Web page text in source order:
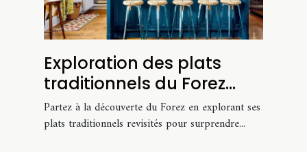
Exploration des plats
traditionnels du Forez
avec des recettes
modernisées
Partez à la découverte du Forez en explorant ses
plats traditionnels revisités pour surprendre...